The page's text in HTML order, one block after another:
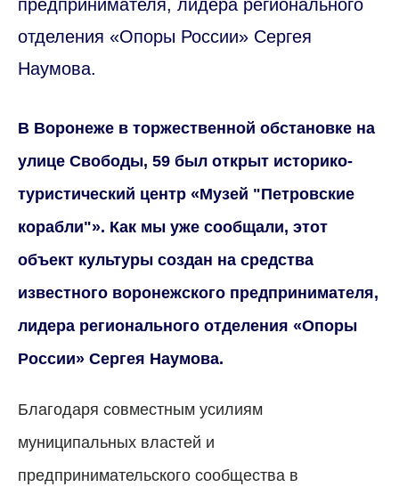
предпринимателя, лидера регионального
отделения «Опоры России» Сергея
Наумова.
В Воронеже в торжественной обстановке на
улице Свободы, 59 был открыт историко-
туристический центр «Музей "Петровские
корабли"». Как мы уже сообщали, этот
объект культуры создан на средства
известного воронежского предпринимателя,
лидера регионального отделения «Опоры
России» Сергея Наумова.
Благодаря совместным усилиям
муниципальных властей и
предпринимательского сообщества в